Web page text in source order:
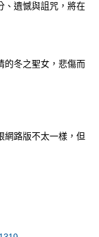
、遺憾與詛咒，將在
的冬之聖女，悲傷而
網路版不太一樣，但